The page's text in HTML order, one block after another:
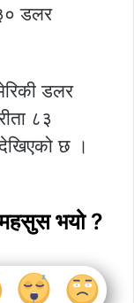
डलर
डलर
८३
छ ।
भयो ?